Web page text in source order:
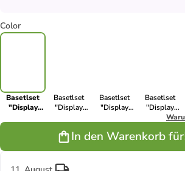
Color
Basetlset
"Display
(Überraschungsprodukt)
Basetlset
"Display
(Überraschungsprodukt)
Basetlset
"Display
(Überraschungsprodukt)
Basetlset
"Display
Dotzies" - ab
In den Warenkorb für